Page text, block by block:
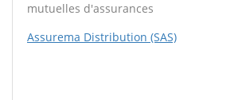
mutuelles d'assurances
Assurema Distribution (SAS)